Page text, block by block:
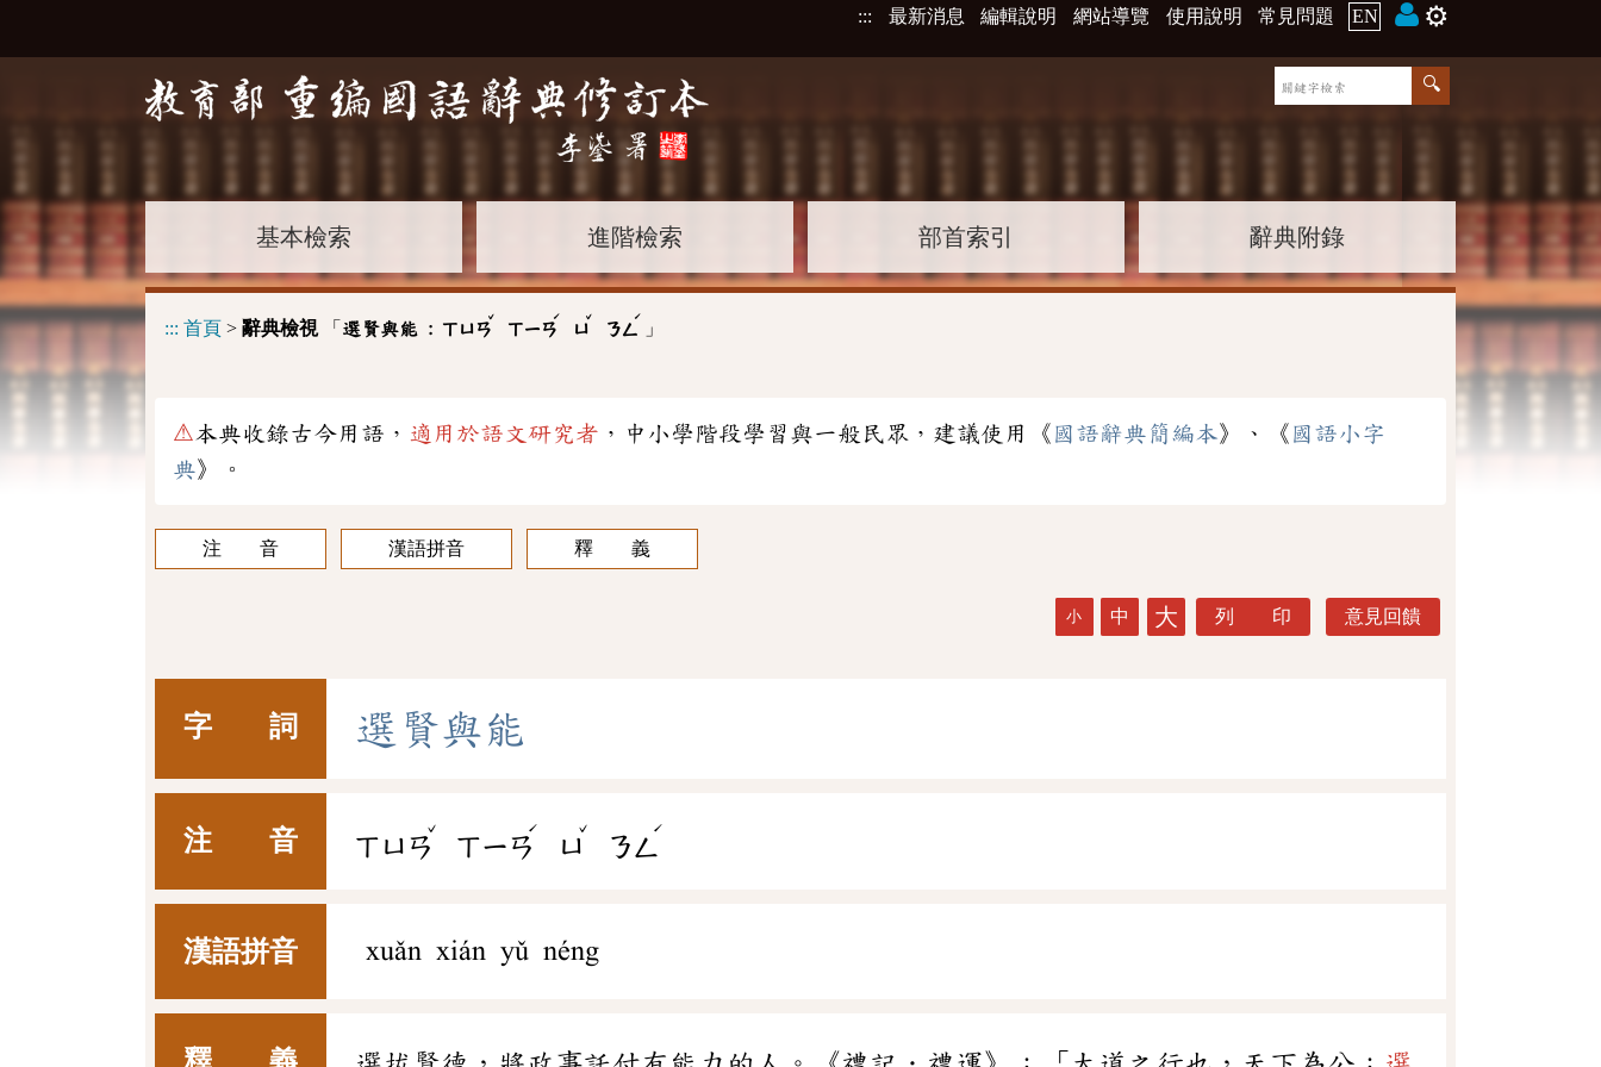
::: 最新消息 編輯說明 網站導覽 使用說明 常見問題 EN ⚙️
基本檢索 進階檢索 部首索引 辭典附錄
::: 首頁 > 辭典檢視「 選賢與能 : ㄒㄩㄢ
ˇ
ㄒㄧㄢ
ˊ
ㄩ
ˇ
ㄋㄥ
ˊ
」
⚠本典收錄古今用語， 適用於語文研究者 ，中小學階段學習與一般民眾，建議使用《 國語辭典簡編本》、《 國語小字
典》。
注 音 漢語拼音 釋 義
小 中 大 列 印 意見回饋
字 詞 選 賢與能
注 音 ㄒㄩㄢ
ˇ
ㄒㄧㄢ
ˊ
ㄩ
ˇ
ㄋㄥ
ˊ
漢語拼音 xuǎn xián yǔ néng